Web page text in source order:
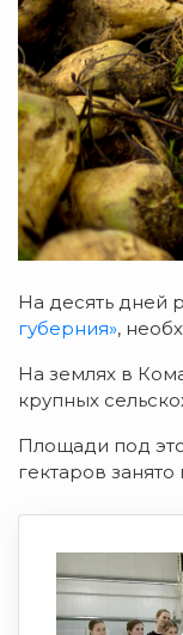
На десять дней
губерния»,
На землях в
крупных
Площади под
гектаров